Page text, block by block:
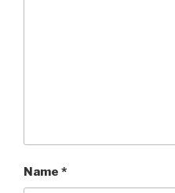
Name *